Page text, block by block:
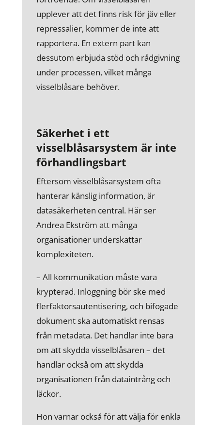
upplever att det finns risk för jäv eller
repressalier, kommer de inte att
rapportera. En extern part kan
dessutom erbjuda stöd och rådgivning
under processen, vilket många
visselblåsare behöver.
Säkerhet i ett
visselblåsarsystem är inte
förhandlingsbart
Eftersom visselblåsarsystem ofta
hanterar känslig information, är
datasäkerheten central. Här ser
Andrea Ekström att många
organisationer underskattar
komplexiteten.
– All kommunikation måste vara
krypterad. Inloggning bör ske med
flerfaktorsautentisering, och bifogade
dokument ska automatiskt rensas
från metadata. Det handlar inte bara
om att skydda visselblåsaren – det
handlar också om att skydda
organisationen från dataintrång och
läckor.
Hon varnar också för att välja för enkla